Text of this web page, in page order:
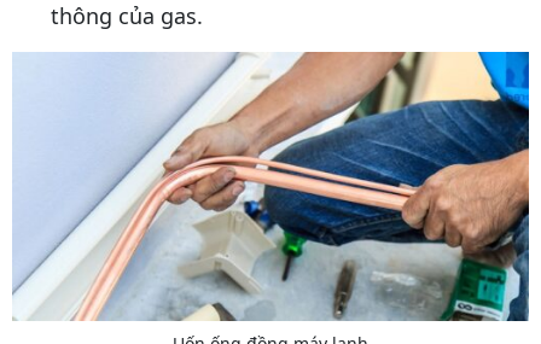
thông của gas.